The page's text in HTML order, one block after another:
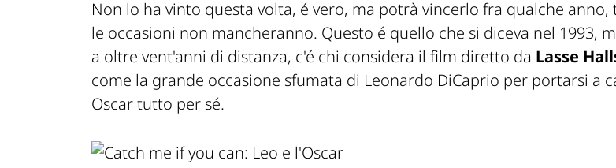
Non lo ha vinto questa volta, é vero, ma potrà vincerlo fra qualche anno,
le occasioni non mancheranno. Questo é quello che si diceva nel 1993,
a oltre vent'anni di distanza, c'é chi considera il film diretto da Lasse
come la grande occasione sfumata di Leonardo DiCaprio per portarsi a
Oscar tutto per sé.